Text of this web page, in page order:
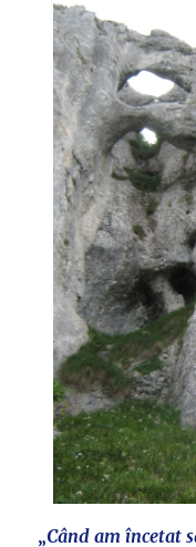
„Când am încetat